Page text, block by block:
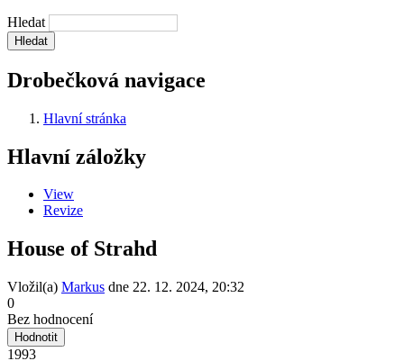
Hledat
Drobečková navigace
Hlavní stránka
Hlavní záložky
View
Revize
House of Strahd
Vložil(a) Markus dne 22. 12. 2024, 20:32
0
Bez hodnocení
1993